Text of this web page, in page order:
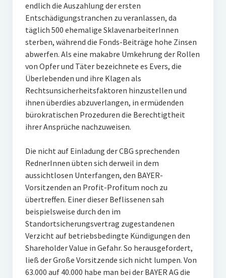
endlich die Auszahlung der ersten
Entschädigungstranchen zu veranlassen, da
täglich 500 ehemalige SklavenarbeiterInnen
sterben, während die Fonds-Beiträge hohe Zinsen
abwerfen. Als eine makabre Umkehrung der Rollen
von Opfer und Täter bezeichnete es Evers, die
Überlebenden und ihre Klagen als
Rechtsunsicherheitsfaktoren hinzustellen und
ihnen überdies abzuverlangen, in ermüdenden
bürokratischen Prozeduren die Berechtigtheit
ihrer Ansprüche nachzuweisen.
Die nicht auf Einladung der CBG sprechenden
RednerInnen übten sich derweil in dem
aussichtlosen Unterfangen, den BAYER-
Vorsitzenden an Profit-Profitum noch zu
übertreffen. Einer dieser Beflissenen sah
beispielsweise durch den im
Standortsicherungsvertrag zugestandenen
Verzicht auf betriebsbedingte Kündigungen den
Shareholder Value in Gefahr. So herausgefordert,
ließ der Große Vorsitzende sich nicht lumpen. Von
63.000 auf 40.000 habe man bei der BAYER AG die